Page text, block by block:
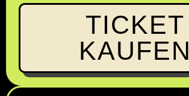
TICKET
KAUFEN